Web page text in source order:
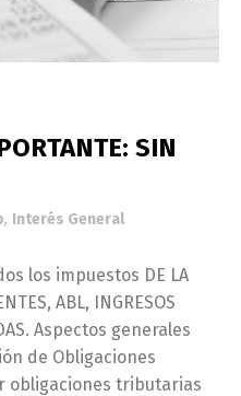
SIN
, Interés General
los impuestos DE LA
ABL, INGRESOS
Aspectos generales
de Obligaciones
obligaciones tributarias